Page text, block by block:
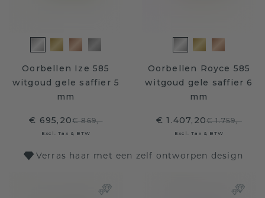
Oorbellen Ize 585
witgoud gele saffier 5
mm
€ 695,20€ 869,-
Excl. Tax & BTW
Oorbellen Royce 585
witgoud gele saffier 6
mm
€ 1.407,20€ 1.759,-
Excl. Tax & BTW
Verras haar met een zelf ontworpen design